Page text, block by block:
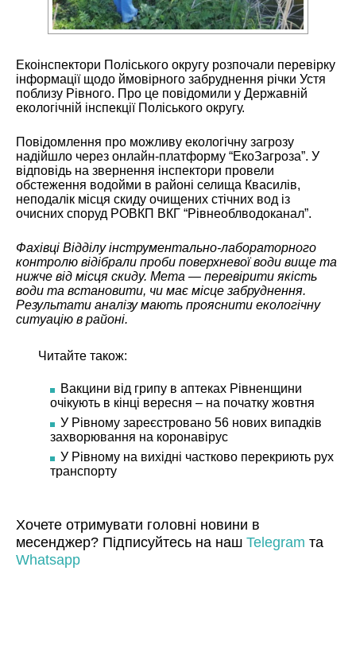
Екоінспектори Поліського округу розпочали перевірку
інформації щодо ймовірного забруднення річки Устя
поблизу Рівного. Про це повідомили у Державній
екологічній інспекції Поліського округу.
Повідомлення про можливу екологічну загрозу
надійшло через онлайн-платформу “ЕкоЗагроза”. У
відповідь на звернення інспектори провели
обстеження водойми в районі селища Квасилів,
неподалік місця скиду очищених стічних вод із
очисних споруд РОВКП ВКГ “Рівнеоблводоканал”.
Фахівці Відділу інструментально-лабораторного
контролю відібрали проби поверхневої води вище та
нижче від місця скиду. Мета — перевірити якість
води та встановити, чи має місце забруднення.
Результати аналізу мають прояснити екологічну
ситуацію в районі.
Читайте також:
Вакцини від грипу в аптеках Рівненщини
очікують в кінці вересня – на початку жовтня
У Рівному зареєстровано 56 нових випадків
захворювання на коронавірус
У Рівному на вихідні частково перекриють рух
транспорту
Хочете отримувати головні новини в
месенджер? Підписуйтесь на наш Telegram та
Whatsapp